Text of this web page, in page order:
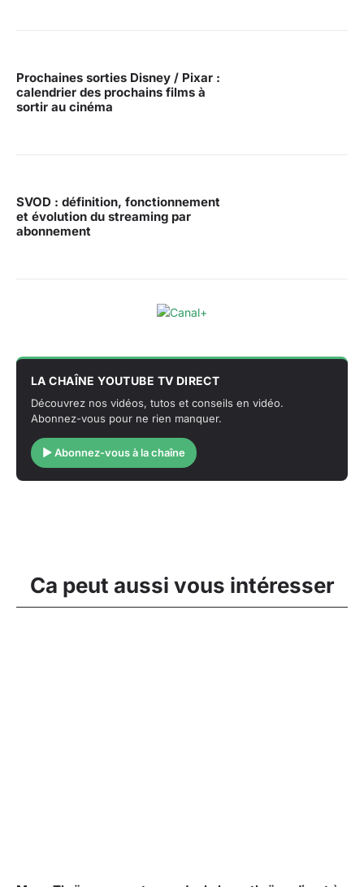
Prochaines sorties Disney / Pixar :
calendrier des prochains films à
sortir au cinéma
SVOD : définition, fonctionnement
et évolution du streaming par
abonnement
LA CHAÎNE YOUTUBE TV DIRECT
Découvrez nos vidéos, tutos et conseils en vidéo.
Abonnez-vous pour ne rien manquer.
▶ Abonnez-vous à la chaîne
Ca peut aussi vous intéresser